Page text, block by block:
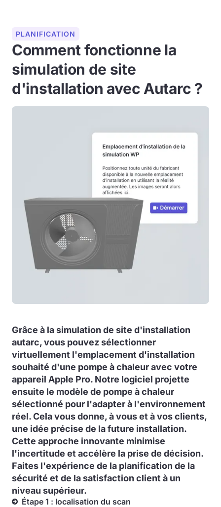
PLANIFICATION
Comment fonctionne la
simulation de site
d'installation avec Autarc ?
Grâce à la simulation de site d'installation
autarc, vous pouvez sélectionner
virtuellement l'emplacement d'installation
souhaité d'une pompe à chaleur avec votre
appareil Apple Pro. Notre logiciel projette
ensuite le modèle de pompe à chaleur
sélectionné pour l'adapter à l'environnement
réel. Cela vous donne, à vous et à vos clients,
une idée précise de la future installation.
Cette approche innovante minimise
l'incertitude et accélère la prise de décision.
Faites l'expérience de la planification de la
sécurité et de la satisfaction client à un
niveau supérieur.
Étape 1 : localisation du scan